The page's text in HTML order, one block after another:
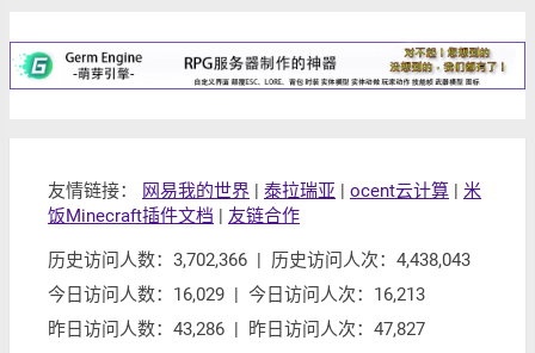
友情链接： 网易我的世界 泰拉瑞亚 ocent云计算
米
饭Minecraft插件文档
友链合作
历史访问人数：3,702,366 | 历史访问人次：4,438,043
今日访问人数：16,029 | 今日访问人次：16,213
昨日访问人数：43,286 | 昨日访问人次：47,827